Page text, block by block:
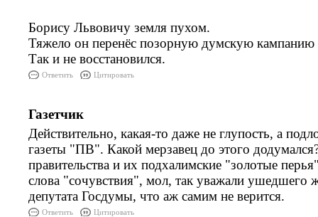
Борису Львовичу земля пухом.
Тяжело он перенёс позорную думскую
Так и не восстановился.
Ответить Цитировать
Газетчик
Действительно, какая-то даже не глупость, а
газеты "ПВ". Какой мерзавец до этого
правительства и их подхалимские "золотые
слова "сочувствия", мол, так уважали ушедшего
депутата Госдумы, что аж самим не верится.
Ответить Цитировать